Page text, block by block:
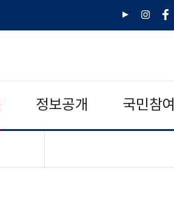
유
인
페
정보공개 국민참여